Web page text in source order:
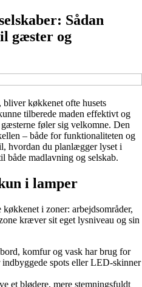
Sådan
gæster og
køkkenet ofte husets
tilberede maden effektivt og
føler sig velkomne. Den
– både for funktionaliteten og
hvordan du planlægger lyset i
både madlavning og selskab.
i lamper
i zoner: arbejdsområder,
kræver sit eget lysniveau og sin
komfur og vask har brug for
spots eller LED-skinner
et blødere, mere stemningsfuldt